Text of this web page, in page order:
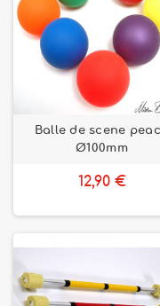
Balle de scene
Ø100mm
12,90 €